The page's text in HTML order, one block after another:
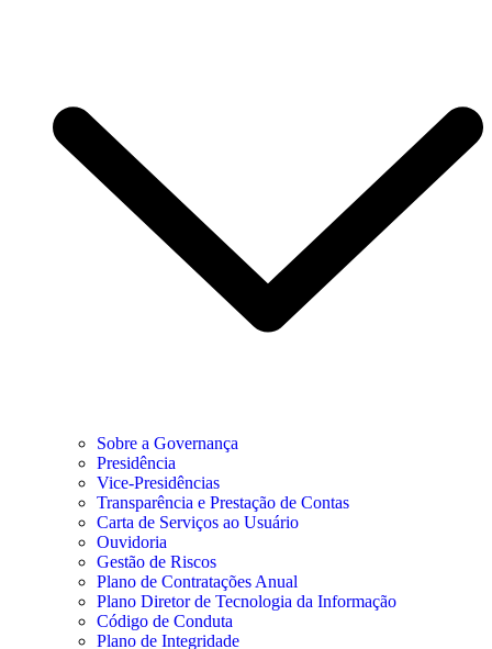
Sobre a Governança
Presidência
Vice-Presidências
Transparência e Prestação de Contas
Carta de Serviços ao Usuário
Ouvidoria
Gestão de Riscos
Plano de Contratações Anual
Plano Diretor de Tecnologia da Informação
Código de Conduta
Plano de Integridade